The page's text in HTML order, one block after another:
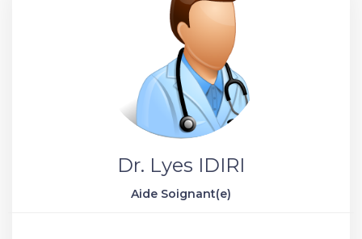
Dr. Lyes IDIRI
Aide Soignant(e)